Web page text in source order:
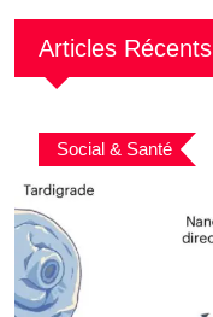
Articles Récents
Social & Santé